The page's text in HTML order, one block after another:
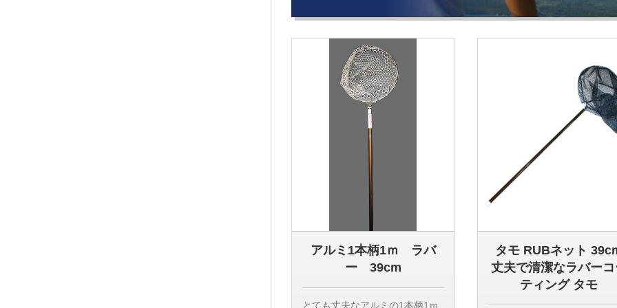
渓流釣 ハゼ釣 活かし ビク 魚入
れ 小魚入れ
アルミ1本柄1ｍ ラバ
ー 39cm
とても丈夫なアルミの1本柄1ｍ
タモ RUBネット
丈夫で清潔なラバー
ティング タモ